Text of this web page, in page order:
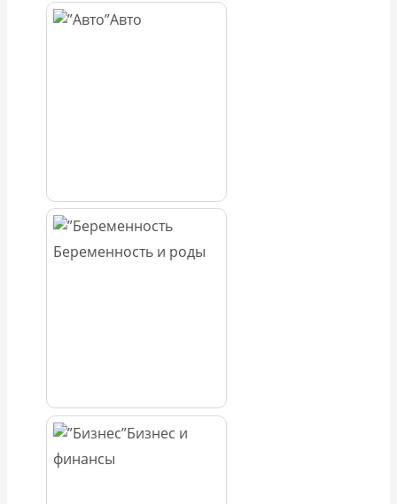
Авто
Беременность и роды
Бизнес и
финансы